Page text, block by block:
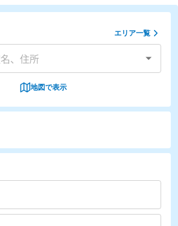
エリア一覧
地図で表示